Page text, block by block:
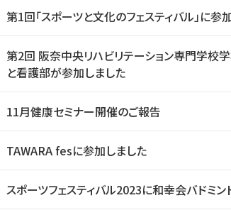
第1回「スポーツと文化のフェスティバル」に参
第2回 阪奈中央リハビリテーション専門学校
と看護部が参加しました
11月健康セミナー開催のご報告
TAWARA fesに参加しました
スポーツフェスティバル2023に和幸会バドミ